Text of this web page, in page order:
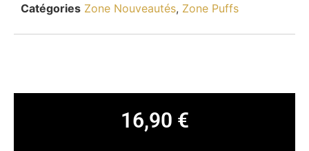
Catégories Zone Nouveautés, Zone Puffs
16,90 €